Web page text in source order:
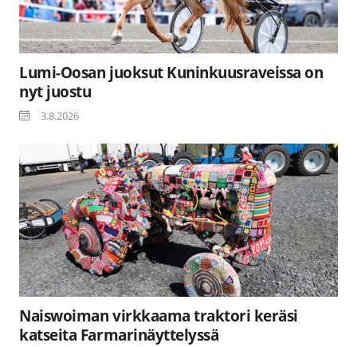
Lumi-Oosan juoksut Kuninkuusraveissa on
nyt juostu
3.8.2026
Naiswoiman virkkaama traktori keräsi
katseita Farmarinäyttelyssä